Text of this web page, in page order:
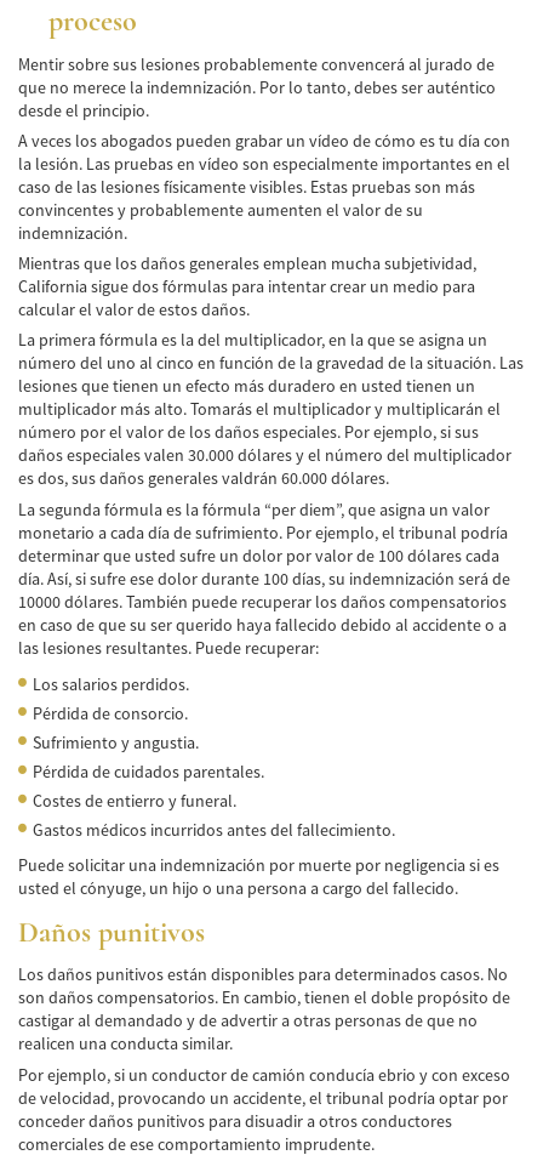
Motorcycle Accident
Alcohol-Related Motorcycle Accident
Hit and Run Motorcycle Accident
Motorcycle Accident FAQ
Motorcycle Accidents Involving Uninsured
Motorist
Motorcycle Rear-End Accident
Reckless Driving Motorcycle Accident
Unsafe Left Turn Motorcycle Accident
Determining Fault
Dealing With Insurance Companies
Pedestrian Accidents Causes
Pedestrian Accident Statistics
Recovering Compensation
Truck Accident
Type of Evidence Needed
Truck Accident Case Elements
proceso
Mentir sobre sus lesiones probablemente convencerá al jurado de
que no merece la indemnización. Por lo tanto, debes ser auténtico
desde el principio.
A veces los abogados pueden grabar un vídeo de cómo es tu día con
la lesión. Las pruebas en vídeo son especialmente importantes en el
caso de las lesiones físicamente visibles. Estas pruebas son más
convincentes y probablemente aumenten el valor de su
indemnización.
Mientras que los daños generales emplean mucha subjetividad,
California sigue dos fórmulas para intentar crear un medio para
calcular el valor de estos daños.
La primera fórmula es la del multiplicador, en la que se asigna un
número del uno al cinco en función de la gravedad de la situación. Las
lesiones que tienen un efecto más duradero en usted tienen un
multiplicador más alto. Tomarás el multiplicador y multiplicarán el
número por el valor de los daños especiales. Por ejemplo, si sus
daños especiales valen 30.000 dólares y el número del multiplicador
es dos, sus daños generales valdrán 60.000 dólares.
La segunda fórmula es la fórmula “per diem”, que asigna un valor
monetario a cada día de sufrimiento. Por ejemplo, el tribunal podría
determinar que usted sufre un dolor por valor de 100 dólares cada
día. Así, si sufre ese dolor durante 100 días, su indemnización será de
10000 dólares. También puede recuperar los daños compensatorios
en caso de que su ser querido haya fallecido debido al accidente o a
las lesiones resultantes. Puede recuperar:
Los salarios perdidos.
Pérdida de consorcio.
Sufrimiento y angustia.
Pérdida de cuidados parentales.
Costes de entierro y funeral.
Gastos médicos incurridos antes del fallecimiento.
Puede solicitar una indemnización por muerte por negligencia si es
usted el cónyuge, un hijo o una persona a cargo del fallecido.
Daños punitivos
Los daños punitivos están disponibles para determinados casos. No
son daños compensatorios. En cambio, tienen el doble propósito de
castigar al demandado y de advertir a otras personas de que no
realicen una conducta similar.
Por ejemplo, si un conductor de camión conducía ebrio y con exceso
de velocidad, provocando un accidente, el tribunal podría optar por
conceder daños punitivos para disuadir a otros conductores
comerciales de ese comportamiento imprudente.